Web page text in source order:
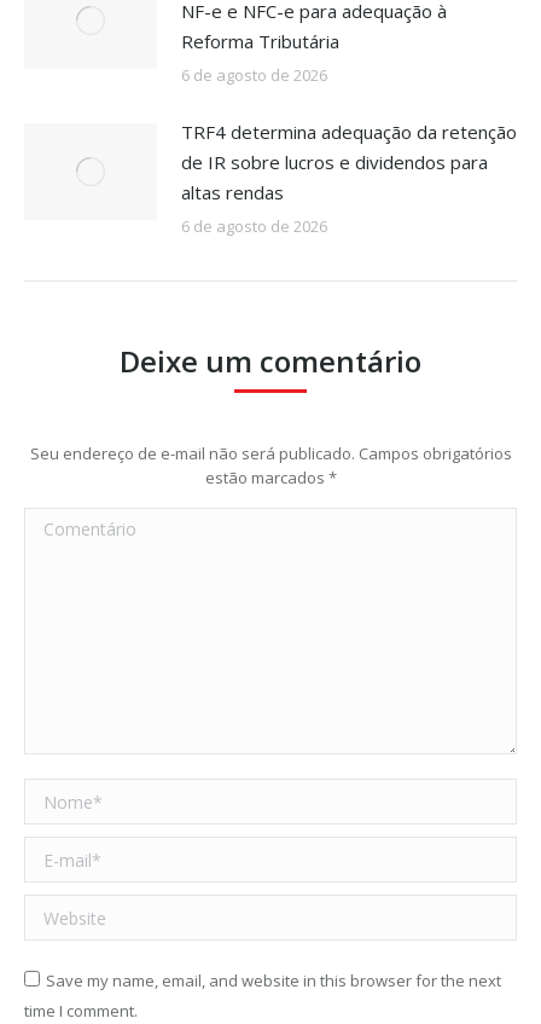
NF-e e NFC-e para adequação à
Reforma Tributária
6 de agosto de 2026
TRF4 determina adequação da retenção
de IR sobre lucros e dividendos para
altas rendas
6 de agosto de 2026
Deixe um comentário
Seu endereço de e-mail não será publicado. Campos obrigatórios
estão marcados *
Comentário
Nome *
E-mail *
Website
Save my name, email, and website in this browser for the next
time I comment.